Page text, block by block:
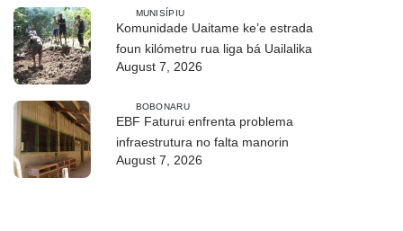
MUNISÍPIU
Komunidade Uaitame ke’e estrada
foun kilómetru rua liga bá Uailalika
August 7, 2026
BOBONARU
EBF Faturui enfrenta problema
infraestrutura no falta manorin
August 7, 2026